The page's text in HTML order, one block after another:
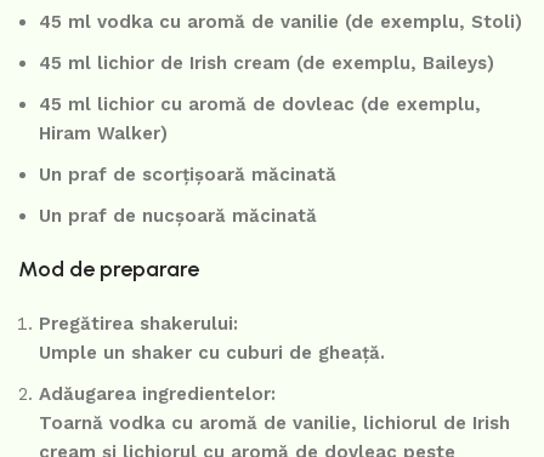
45 ml vodka cu aromă de vanilie (de exemplu, Stoli)
45 ml lichior de Irish cream (de exemplu, Baileys)
45 ml lichior cu aromă de dovleac (de exemplu,
Hiram Walker)
Un praf de scorțișoară măcinată
Un praf de nucșoară măcinată
Mod de preparare
Pregătirea shakerului:
Umple un shaker cu cuburi de gheață.
Adăugarea ingredientelor:
Toarnă vodka cu aromă de vanilie, lichiorul de Irish
cream și lichiorul cu aromă de dovleac peste